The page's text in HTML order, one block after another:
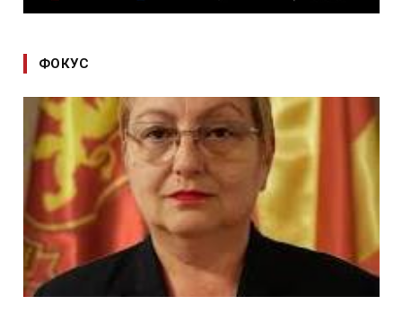
ФОКУС